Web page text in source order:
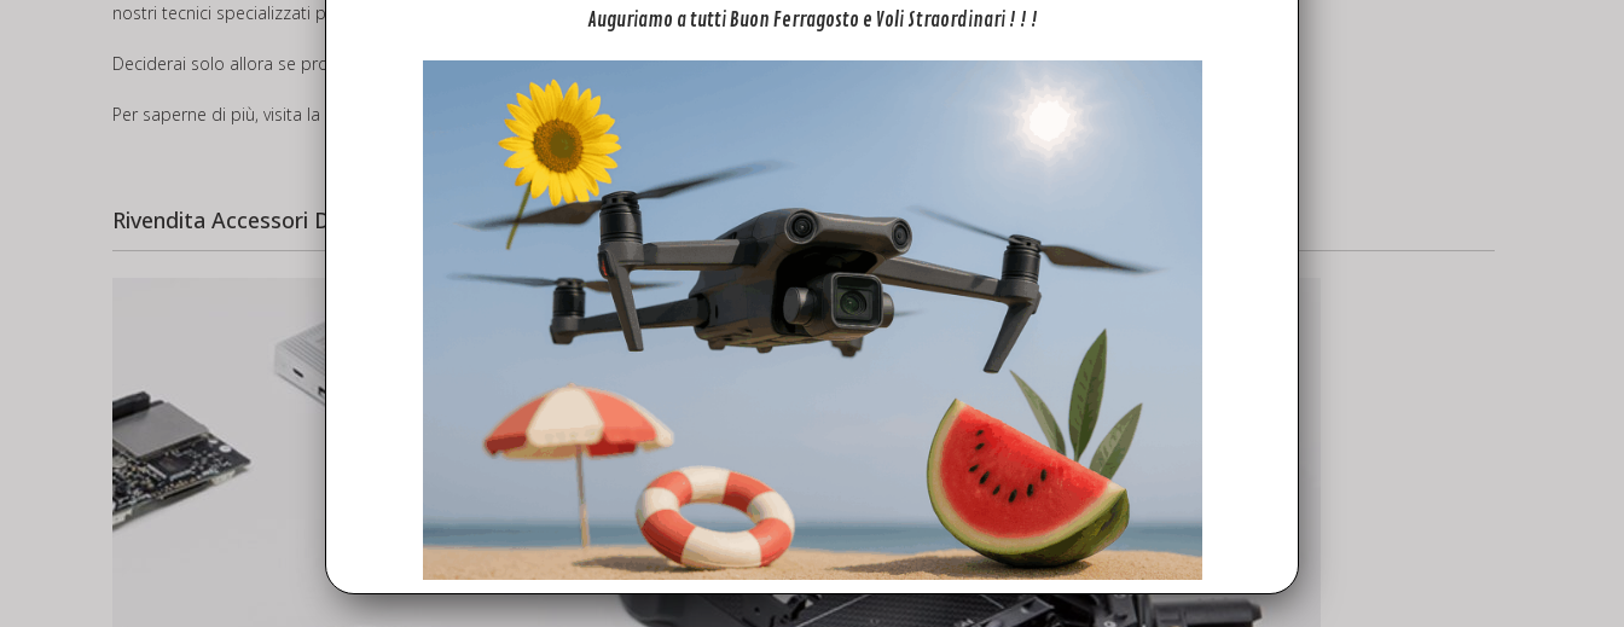
nostri tecnici specializzati provvederanno ad inviarti un preventivo di spesa GRATUITO!!!
Deciderai solo allora se procedere o meno alla riparazione o revisione, altrimenti ti invieremo indietro il tuo drone.
Per saperne di più, visita la pagina dedicata all’assistenza tecnica per il tuo drone
Rivendita Accessori Dji Mini 3 Mini 4 PRO
Auguriamo a tutti Buon Ferragosto e Voli Straordinari ! ! !